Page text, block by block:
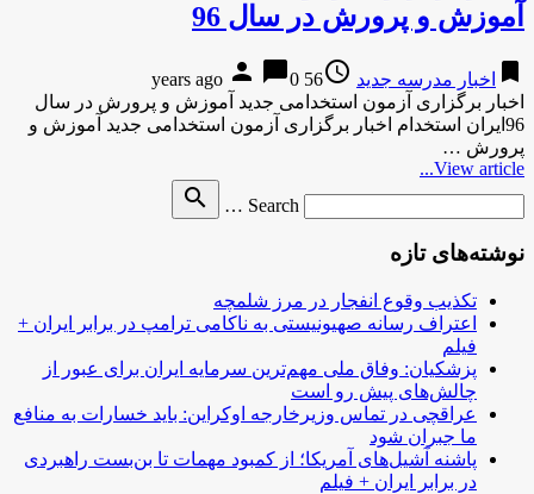
آموزش و پرورش در سال 96
bookmark اخبار مدرسه جدید access_time
56 years ago
person chat_bubble0
اخبار برگزاری آزمون استخدامی جدید آموزش و پرورش در سال
96ایران استخدام اخبار برگزاری آزمون استخدامی جدید آموزش و
پرورش …
View article...
Search …
search
نوشته‌های تازه
تکذیب وقوع انفجار در مرز شلمچه
اعتراف رسانه صهیونیستی به ناکامی ترامپ در برابر ایران +
فیلم
پزشکیان: وفاق ملی مهم‌ترین سرمایه ایران برای عبور از
چالش‌های پیش رو است
عراقچی در تماس وزیرخارجه اوکراین: باید خسارات به منافع
ما جبران شود
پاشنه آشیل‌های آمریکا؛ از کمبود مهمات تا بن‌بست راهبردی
در برابر ایران + فیلم